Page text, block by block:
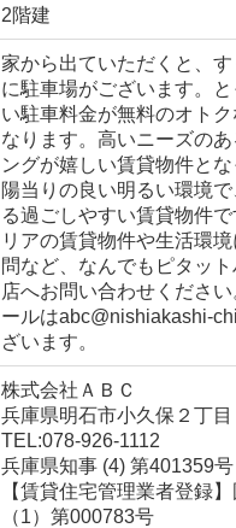
2階建
家から出ていただくと、
に駐車場がございます。
い駐車料金が無料のオト
なります。高いニーズのあ
ングが嬉しい賃貸物件とな
陽当りの良い明るい環境
る過ごしやすい賃貸物件
リアの賃貸物件や生活環
問など、なんでもピタッ
店へお問い合わせくださ
ールはabc@nishiakashi-
ざいます。
株式会社ＡＢＣ
兵庫県明石市小久保２丁目
TEL:078-926-1112
兵庫県知事 (4) 第401359号
【賃貸住宅管理業者登録
（1）第000783号